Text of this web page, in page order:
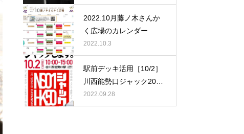
い まさみ）さん」
2022.10月藤ノ木さんか
く広場のカレンダー
2022.10.3
駅前デッキ活用［10/2］
川西能勢口ジャック2022
秋 主催：SONHO川西
2022.09.28